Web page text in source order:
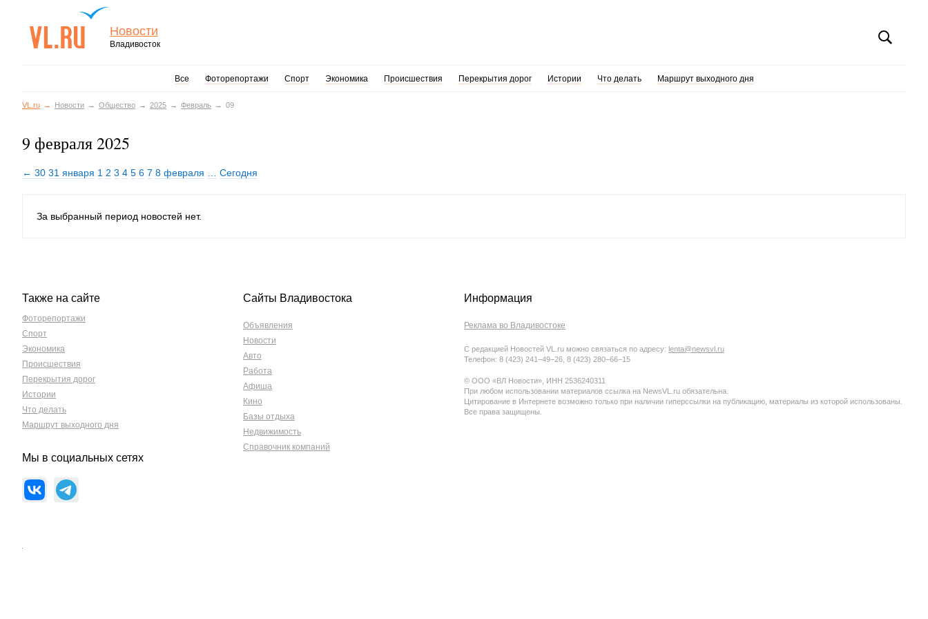
Новости
Владивосток
Все Фоторепортажи Спорт Экономика Происшествия Перекрытия дорог Истории Что делать Маршрут выходного дня
VL.ru Новости Общество 2025 Февраль 09
9 февраля 2025
← 30 31 января 1 2 3 4 5 6 7 8 февраля Сегодня
За выбранный период новостей нет.
Также на сайте
Фоторепортажи
Спорт
Экономика
Происшествия
Перекрытия дорог
Истории
Что делать
Маршрут выходного дня
Мы в социальных сетях
Сайты Владивостока
Объявления
Новости
Авто
Работа
Афиша
Кино
Базы отдыха
Недвижимость
Справочник компаний
Информация
Реклама во Владивостоке
С редакцией Новостей VL.ru можно связаться по адресу: lenta@newsvl.ru
Телефон: 8 (423) 241−49−26, 8 (423) 280−66−15
© ООО «ВЛ Новости», ИНН 2536240311
При любом использовании материалов ссылка на NewsVL.ru обязательна.
Цитирование в Интернете возможно только при наличии гиперссылки на публикацию, материалы из которой использованы.
Все права защищены.